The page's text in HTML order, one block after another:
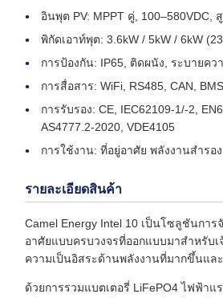
อินพุต PV: MPPT คู่, 100–580VDC,
พิกัดเอาท์พุต: 3.6kW / 5kW / 6kW
การป้องกัน: IP65, ติดผนัง, ระบายค
การสื่อสาร: WiFi, RS485, CAN, BMS
การรับรอง: CE, IEC62109-1/-2,
AS4777.2-2020, VDE4105
การใช้งาน: ที่อยู่อาศัย พลังงานสำรอ
รายละเอียดสินค้า
Camel Energy Intel 10 เป็นโซลูชันการ
อาศัยแบบครบวงจรที่ออกแบบมาสำหรับเ
ความเป็นอิสระด้านพลังงานที่มากขึ้นแล
ด้วยการรวมแบตเตอรี่ LiFePO4 ไฟฟ้าแ